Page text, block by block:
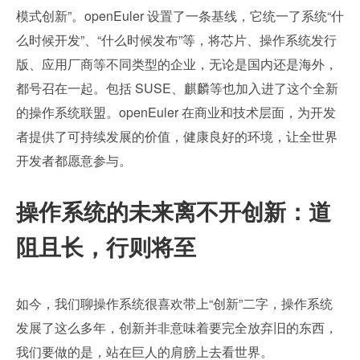
模式创新”。openEuler 设置了一条基线，它统一了系统“什
么时候开发”、“什么时候发布”等，将芯片、操作系统发行
版、应用厂商等不同类型的企业，无论是国内还是海外，
都号召在一起。包括 SUSE、麒麟等也加入进了这个全新
的操作系统联盟。openEuler 在商业和技术层面，为开发
者提供了可持续发展的价值，健康良好的环境，让全世界
开发者都愿意参与。
操作系统的未来离不开创新：道
阻且长，行则将至
如今，我们聊操作系统很喜欢带上“创新”二字，操作系统
发展了这么多年，创新并非意味着要完全放弃旧的东西，
我们要做的是，站在巨人的肩膀上去看世界。